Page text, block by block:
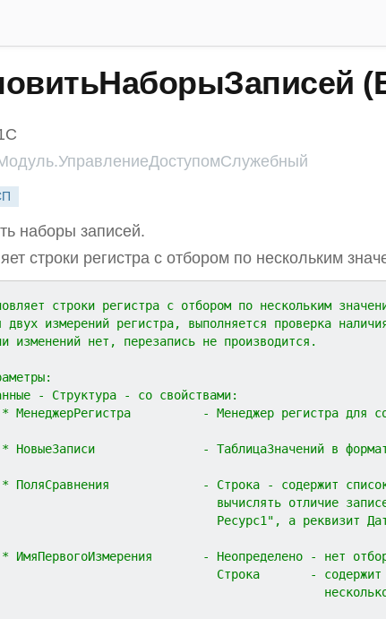
наборы записей.
строки регистра с отбором по нескольким
строки регистра с отбором по нескольким
измерений регистра, выполняется проверка
изменений нет, перезапись не производится.
- Структура - со свойствами:
- Менеджер регистра для
- ТаблицаЗначений в
- Строка - содержит список
вычислять отличие записей
Ресурс1", а реквизит
- Неопределено - нет
Строка       - содержит имя
несколько